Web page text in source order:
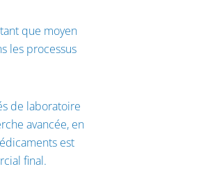
que moyen
les processus
de laboratoire
avancée, en
est
final.